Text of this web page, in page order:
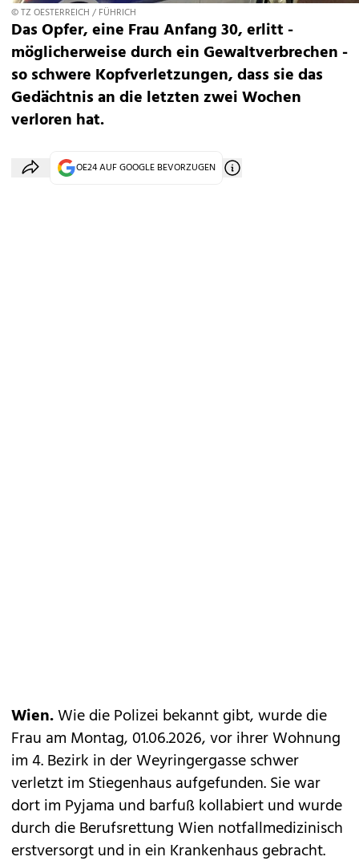
© TZ OESTERREICH / FÜHRICH
Das Opfer, eine Frau Anfang 30, erlitt -
möglicherweise durch ein Gewaltverbrechen -
so schwere Kopfverletzungen, dass sie das
Gedächtnis an die letzten zwei Wochen
verloren hat.
OE24 AUF GOOGLE BEVORZUGEN
Wien.Wie die Polizei bekannt gibt, wurde die
Frau am Montag, 01.06.2026, vor ihrer Wohnung
im 4. Bezirk in der Weyringergasse schwer
verletzt im Stiegenhaus aufgefunden. Sie war
dort im Pyjama und barfuß kollabiert und wurde
durch die Berufsrettung Wien notfallmedizinisch
erstversorgt und in ein Krankenhaus gebracht.